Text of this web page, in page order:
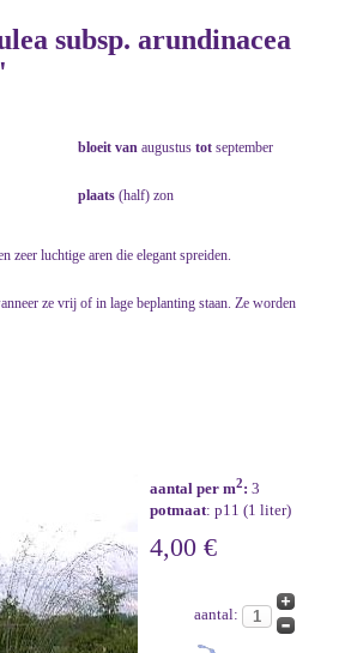
subsp. arundinacea
bloeit van augustus tot september
plaats (half) zon
zeer luchtige aren die elegant spreiden.
ze vrij of in lage beplanting staan. Ze worden
aantal per m2: 3
potmaat: p11 (1 liter)
4,00 €
aantal: